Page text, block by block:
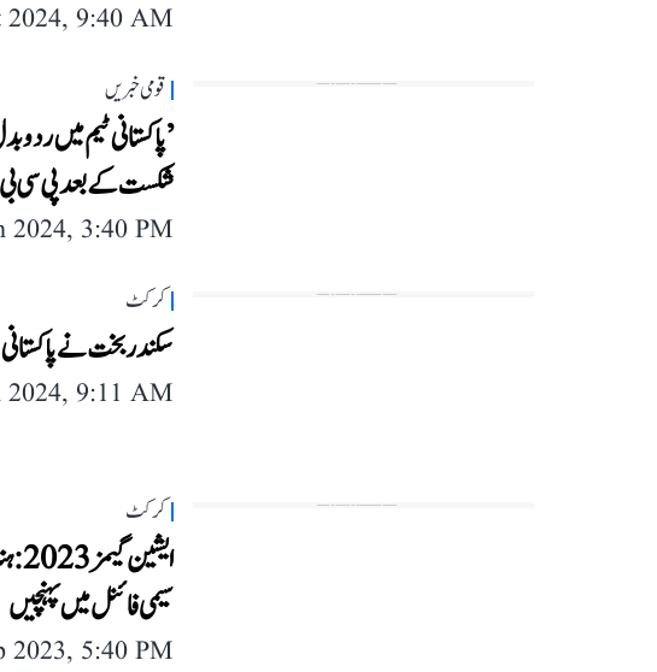
2024, 9:40 AM
قومی خبریں
’پاکستانی ٹیم میں
شکست کے بعد پی سی
2024, 3:40 PM
کرکٹ
سکندر بخت نے
2024, 9:11 AM
کرکٹ
سیمی فائنل میں پہنچیں
2023, 5:40 PM